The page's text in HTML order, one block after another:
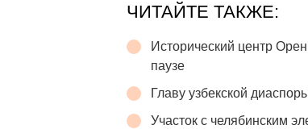
ЧИТАЙТЕ ТАКЖЕ:
Исторический центр
паузе
Главу узбекской
Участок с челябинским